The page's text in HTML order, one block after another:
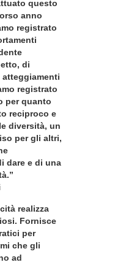
questo
anno
registrato
di
registrato
per quanto
reciproco e
diversità, un
per gli altri,
dare e di una
realizza
Fornisce
per
che gli
ad